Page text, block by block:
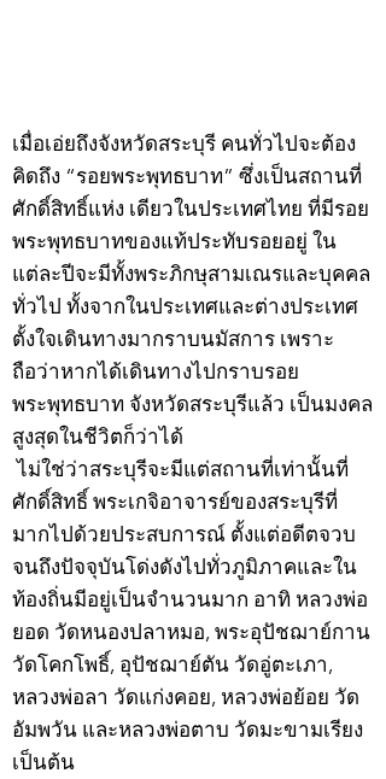
เมื่อเอ่ยถึงจังหวัดสระบุรี คนทั่วไปจะต้อง
คิดถึง “รอยพระพุทธบาท” ซึ่งเป็นสถานที่
ศักดิ์สิทธิ์แห่ง เดียวในประเทศไทย ที่มีรอย
พระพุทธบาทของแท้ประทับรอยอยู่ ใน
แต่ละปีจะมีทั้งพระภิกษุสามเณรและบุคคล
ทั่วไป ทั้งจากในประเทศและต่างประเทศ
ตั้งใจเดินทางมากราบนมัสการ เพราะ
ถือว่าหากได้เดินทางไปกราบรอย
พระพุทธบาท จังหวัดสระบุรีแล้ว เป็นมงคล
สูงสุดในชีวิตก็ว่าได้
ไม่ใช่ว่าสระบุรีจะมีแต่สถานที่เท่านั้นที่
ศักดิ์สิทธิ์ พระเกจิอาจารย์ของสระบุรีที่
มากไปด้วยประสบการณ์ ตั้งแต่อดีตจวบ
จนถึงปัจจุบันโด่งดังไปทั่วภูมิภาคและใน
ท้องถิ่นมีอยู่เป็นจำนวนมาก อาทิ หลวงพ่อ
ยอด วัดหนองปลาหมอ, พระอุปัชฌาย์กาน
วัดโคกโพธิ์, อุปัชฌาย์ตัน วัดอู่ตะเภา,
หลวงพ่อลา วัดแก่งคอย, หลวงพ่อย้อย วัด
อัมพวัน และหลวงพ่อตาบ วัดมะขามเรียง
เป็นต้น